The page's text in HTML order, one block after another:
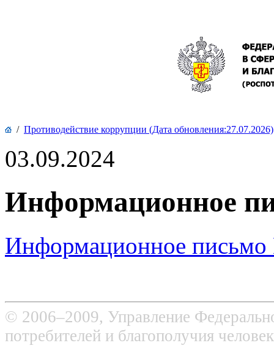
/ Противодействие коррупции (Дата обновления:27.07.2026)
03.09.2024
Информационное
Информационное письмо
© 2006–2009, Управление
потребителей и благополучия